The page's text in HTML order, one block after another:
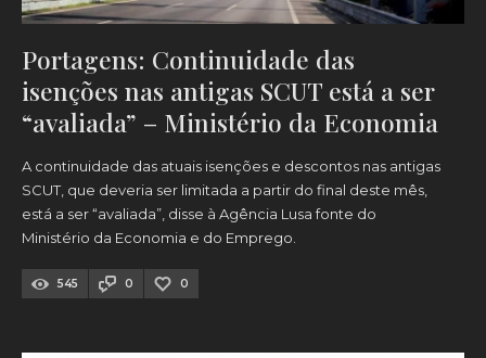
Portagens: Continuidade das
isenções nas antigas SCUT está a ser
“avaliada” – Ministério da Economia
A continuidade das atuais isenções e descontos nas antigas
SCUT, que deveria ser limitada a partir do final deste mês,
está a ser “avaliada”, disse à Agência Lusa fonte do
Ministério da Economia e do Emprego.
545 0 0